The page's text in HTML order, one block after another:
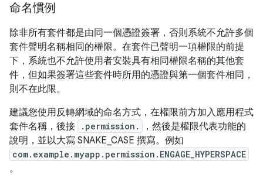
命名慣例
除非所有套件都是由同一個憑證簽署，否則系統不允許多個
套件聲明名稱相同的權限。在套件已聲明一項權限的前提
下，系統也不允許使用者安裝具有相同權限名稱的其他套
件，但如果簽署這些套件時所用的憑證與第一個套件相同，
則不在此限。
建議您使用反轉網域的命名方式，在權限前方加入應用程式
套件名稱，後接
.permission.
，然後是權限代表功能的
說明，並以大寫 SNAKE_CASE 撰寫。例如
com.example.myapp.permission.ENGAGE_HYPERSPACE
。